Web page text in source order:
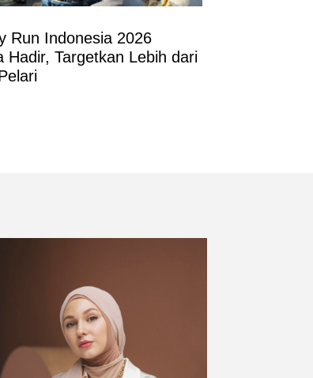
Run Indonesia 2026
Hadir, Targetkan Lebih dari